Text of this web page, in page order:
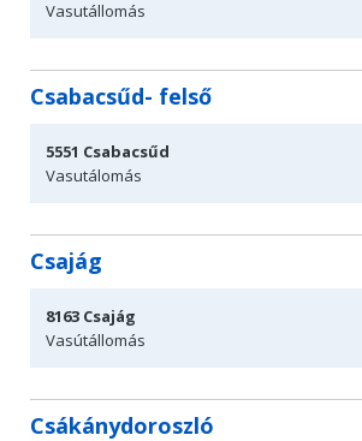
Vasutállomás
Csabacsűd- felső
5551 Csabacsűd
Vasutálomás
Csajág
8163 Csajág
Vasútállomás
Csákánydoroszló